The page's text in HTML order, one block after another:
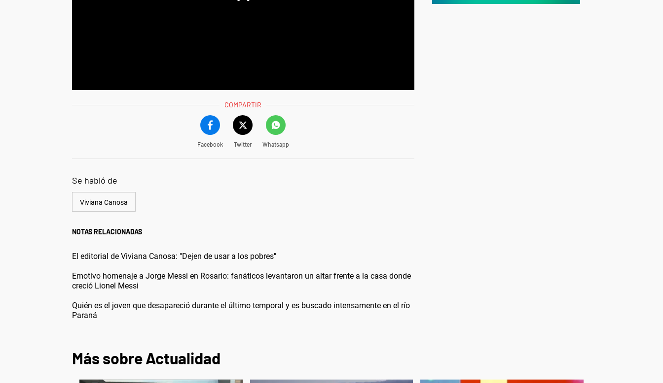
COMPARTIR
Facebook Twitter Whatsapp
Se habló de
Viviana Canosa
NOTAS RELACIONADAS
El editorial de Viviana Canosa: "Dejen de usar a los pobres"
Emotivo homenaje a Jorge Messi en Rosario: fanáticos levantaron un altar frente a la casa donde
creció Lionel Messi
Quién es el joven que desapareció durante el último temporal y es buscado intensamente en el río
Paraná
Más sobre Actualidad